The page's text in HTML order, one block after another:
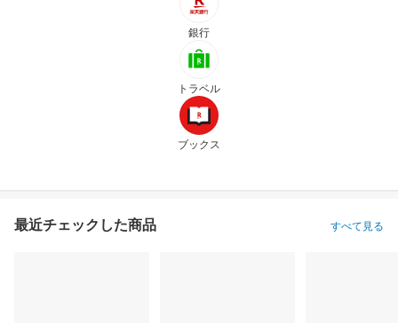
銀行
トラベル
ブックス
最近チェックした商品 すべて見る